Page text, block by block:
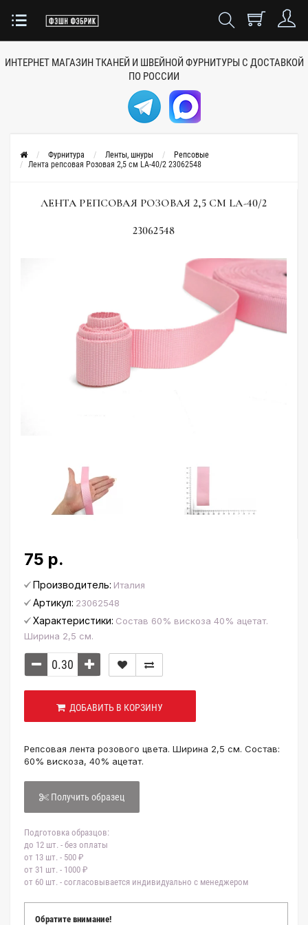
ИНТЕРНЕТ МАГАЗИН ТКАНЕЙ И ШВЕЙНОЙ ФУРНИТУРЫ С ДОСТАВКОЙ
ПО РОССИИ
Фурнитура Ленты, шнуры
Репсовые
Лента репсовая Розовая 2,5 см LA-40/2 23062548
ЛЕНТА РЕПСОВАЯ РОЗОВАЯ 2,5 СМ LA-40/2
23062548
75 р.
Производитель: Италия
Артикул: 23062548
Характеристики: Состав 60% вискоза 40% ацетат.
Ширина 2,5 см.
ДОБАВИТЬ В КОРЗИНУ
Репсовая лента розового цвета. Ширина 2,5 см. Состав:
60% вискоза, 40% ацетат.
Получить образец
Подготовка образцов:
до 12 шт. - без оплаты
от 13 шт. - 500 ₽
от 31 шт. - 1000 ₽
от 60 шт. - согласовывается индивидуально с менеджером
Обратите внимание!